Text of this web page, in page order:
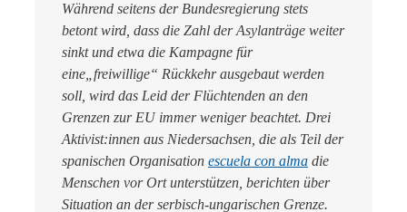
Während seitens der Bundesregierung stets
betont wird, dass die Zahl der Asylanträge weiter
sinkt und etwa die Kampagne für
eine„freiwillige“ Rückkehr ausgebaut werden
soll, wird das Leid der Flüchtenden an den
Grenzen zur EU immer weniger beachtet. Drei
Aktivist:innen aus Niedersachsen, die als Teil der
spanischen Organisation escuela con alma die
Menschen vor Ort unterstützen, berichten über
Situation an der serbisch-ungarischen Grenze.